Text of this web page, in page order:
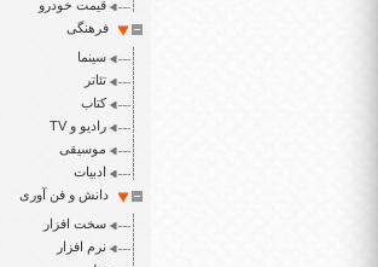
قیمت خودرو
فرهنگی
سینما
تئاتر
کتاب
رادیو و TV
موسیقی
ادبیات
دانش و فن آوری
سخت افزار
نرم افزار